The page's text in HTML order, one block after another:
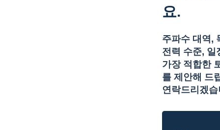
요.
주파수 대역,
전력 수준, 일
가장 적합한
를 제안해 드
연락드리겠